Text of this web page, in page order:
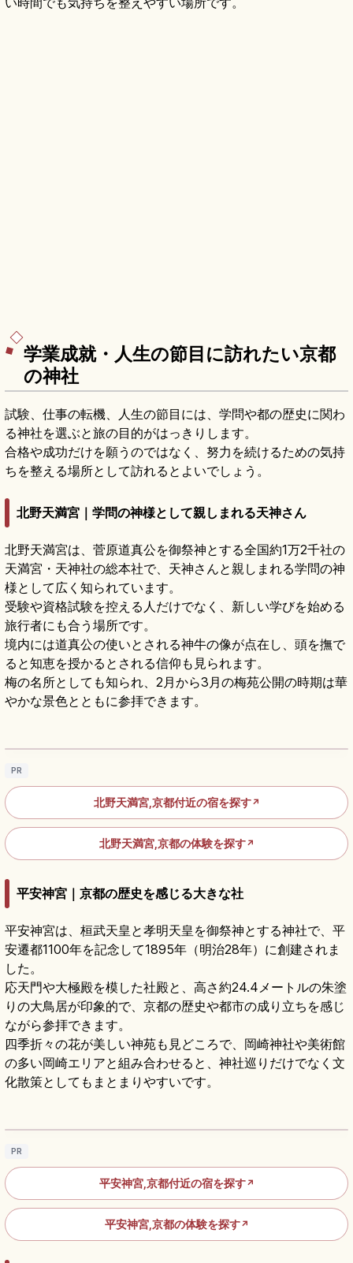
学業成就・人生の節目に訪れたい京都
の神社
試験、仕事の転機、人生の節目には、学問や都の歴史に関わ
る神社を選ぶと旅の目的がはっきりします。
合格や成功だけを願うのではなく、努力を続けるための気持
ちを整える場所として訪れるとよいでしょう。
北野天満宮｜学問の神様として親しまれる天神さん
北野天満宮は、菅原道真公を御祭神とする全国約1万2千社の
天満宮・天神社の総本社で、天神さんと親しまれる学問の神
様として広く知られています。
受験や資格試験を控える人だけでなく、新しい学びを始める
旅行者にも合う場所です。
境内には道真公の使いとされる神牛の像が点在し、頭を撫で
ると知恵を授かるとされる信仰も見られます。
梅の名所としても知られ、2月から3月の梅苑公開の時期は華
やかな景色とともに参拝できます。
北野天満宮の見どころ｜梅苑・天神市・学問
PR
北野天満宮,京都付近の宿を探す↗
北野天満宮,京都の体験を探す↗
平安神宮｜京都の歴史を感じる大きな社
平安神宮は、桓武天皇と孝明天皇を御祭神とする神社で、平
安遷都1100年を記念して1895年（明治28年）に創建されま
した。
応天門や大極殿を模した社殿と、高さ約24.4メートルの朱塗
りの大鳥居が印象的で、京都の歴史や都市の成り立ちを感じ
ながら参拝できます。
四季折々の花が美しい神苑も見どころで、岡崎神社や美術館
の多い岡崎エリアと組み合わせると、神社巡りだけでなく文
化散策としてもまとまりやすいです。
平安神宮の見どころ｜大鳥居と神苑をめぐる
PR
平安神宮,京都付近の宿を探す↗
平安神宮,京都の体験を探す↗